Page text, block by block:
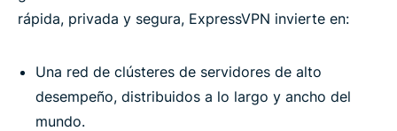
VPN gratis vs. VPN de paga: comparación
Preguntas frecuentes
rápida, privada y segura, ExpressVPN invierte en:
Una red de clústeres de servidores de alto
desempeño, distribuidos a lo largo y ancho del
mundo.